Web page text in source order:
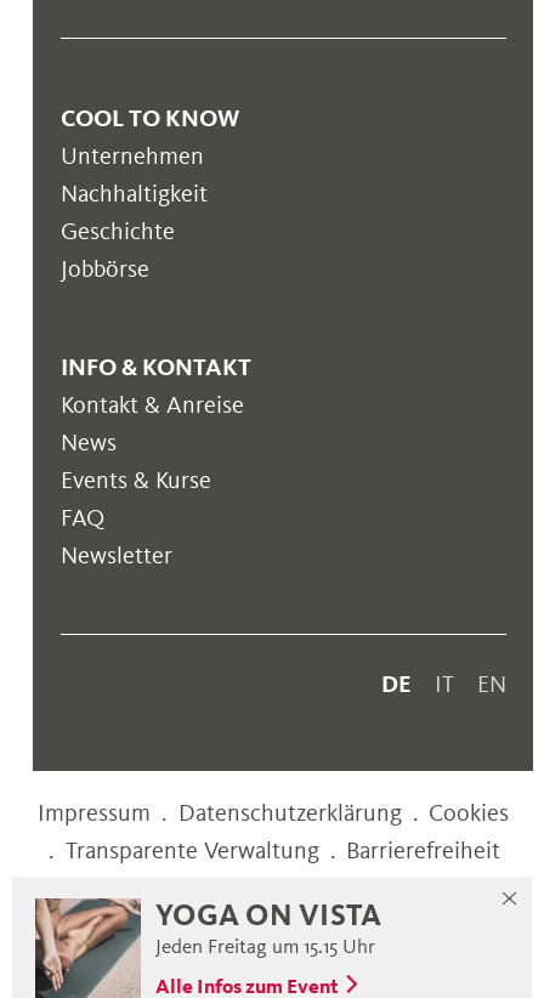
COOL TO KNOW
Unternehmen
Nachhaltigkeit
Geschichte
Jobbörse
INFO & KONTAKT
Kontakt & Anreise
News
Events & Kurse
FAQ
Newsletter
DE IT EN
Impressum . Datenschutzerklärung . Cookies
. Transparente Verwaltung . Barrierefreiheit
web performance by
YOGA ON VISTA
Jeden Freitag um 15.15 Uhr
Alle Infos zum Event